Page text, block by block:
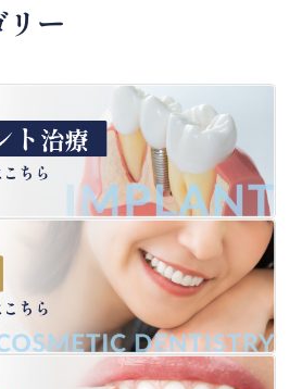
リー